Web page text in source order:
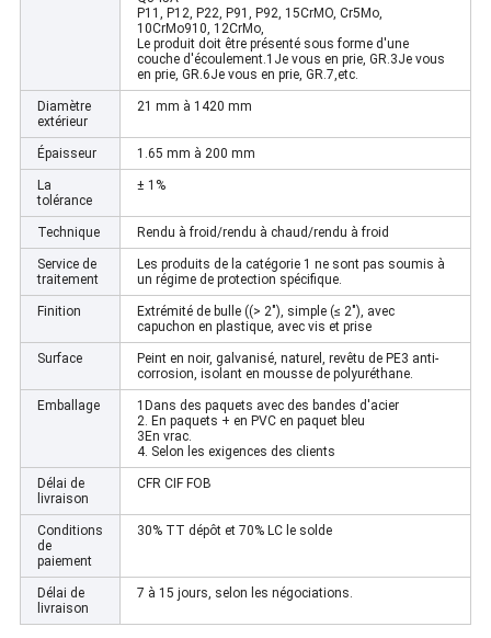
P11, P12, P22, P91, P92, 15CrMO, Cr5Mo,
10CrMo910, 12CrMo,
Le produit doit être présenté sous forme d'une
couche d'écoulement.1Je vous en prie, GR.3Je vous
en prie, GR.6Je vous en prie, GR.7,etc.
Diamètre
extérieur
21 mm à 1420 mm
Épaisseur 1.65 mm à 200 mm
La
tolérance
± 1%
Technique Rendu à froid/rendu à chaud/rendu à froid
Service de
traitement
Les produits de la catégorie 1 ne sont pas soumis à
un régime de protection spécifique.
Finition
Extrémité de bulle ((> 2"), simple (≤ 2"), avec
capuchon en plastique, avec vis et prise
Surface
Peint en noir, galvanisé, naturel, revêtu de PE3 anti-
corrosion, isolant en mousse de polyuréthane.
Emballage
1Dans des paquets avec des bandes d'acier
2. En paquets + en PVC en paquet bleu
3En vrac.
4. Selon les exigences des clients
Délai de
livraison
CFR CIF FOB
Conditions
de
paiement
30% TT dépôt et 70% LC le solde
Délai de
livraison
7 à 15 jours, selon les négociations.